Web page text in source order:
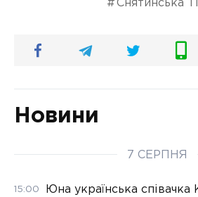
Снятинська
Новини
7 СЕРПНЯ
15:00 Юна українська співачка